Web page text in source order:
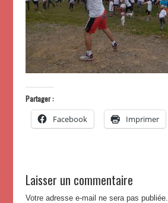
Partager :
Facebook Imprimer
Laisser un commentaire
Votre adresse e-mail ne sera pas publiée.